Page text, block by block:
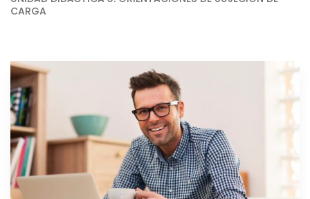
CARGA